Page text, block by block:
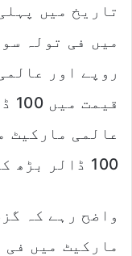
تاریخ میں
روپے اور
عالمی مارکیٹ
100 ڈالر بڑھ کر 3218 ڈالر پر جا پہنچی۔
واضح رہے کہ